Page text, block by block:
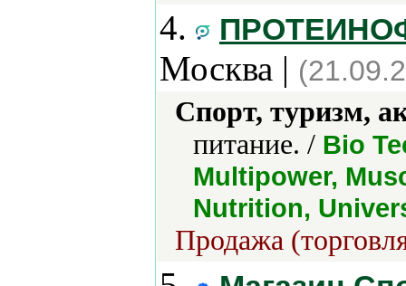
4.
Москва |
Спорт, туризм,
питание. / Bio
Multipower,
Nutrition,
Продажа